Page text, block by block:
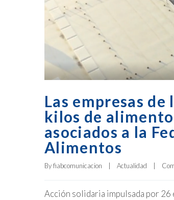
Las empresas
kilos de
asociados a la
Alimentos
By fiabcomunicacion Actualidad
Acción solidaria impulsada por 26